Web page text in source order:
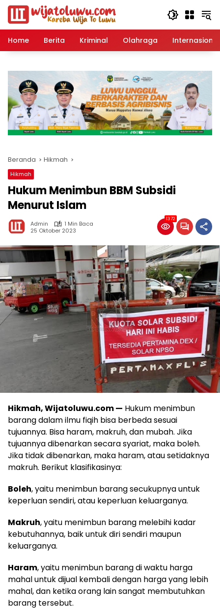
Langsung
konten
Home
Berita Kriminal Olahraga Internasional
Beranda Hikmah
Hikmah
Hukum Menimbun BBM Subsidi
Menurut Islam
Admin
1 Min Baca
25 Oktober 2023
1372
Hikmah, Wijatoluwu.com — Hukum menimbun
barang dalam ilmu fiqih bisa berbeda sesuai
tujuannya. Bisa haram, makruh, dan mubah. Jika
tujuannya dibenarkan secara syariat, maka boleh.
Jika tidak dibenarkan, maka haram, atau setidaknya
makruh. Berikut klasifikasinya:
Boleh, yaitu menimbun barang secukupnya untuk
keperluan sendiri, atau keperluan keluarganya.
Makruh, yaitu menimbun barang melebihi kadar
kebutuhannya, baik untuk diri sendiri maupun
keluarganya.
Haram, yaitu menimbun barang di waktu harga
mahal untuk dijual kembali dengan harga yang lebih
mahal, dan ketika orang lain sangat membutuhkan
barang tersebut.